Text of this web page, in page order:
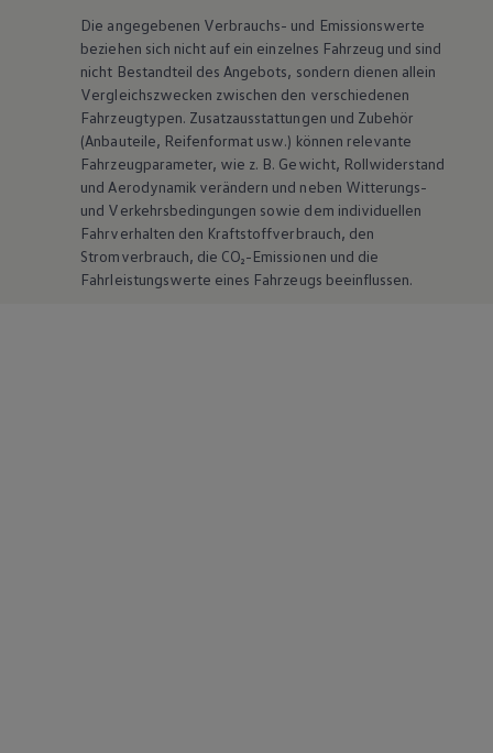
Die angegebenen Verbrauchs- und Emissionswerte
beziehen sich nicht auf ein einzelnes Fahrzeug und sind
nicht Bestandteil des Angebots, sondern dienen allein
Vergleichszwecken zwischen den verschiedenen
Fahrzeugtypen. Zusatzausstattungen und Zubehör
(Anbauteile, Reifenformat usw.) können relevante
Fahrzeugparameter, wie z. B. Gewicht, Rollwiderstand
und Aerodynamik verändern und neben Witterungs-
und Verkehrsbedingungen sowie dem individuellen
Fahrverhalten den Kraftstoffverbrauch, den
Stromverbrauch, die CO₂-Emissionen und die
Fahrleistungswerte eines Fahrzeugs beeinflussen.